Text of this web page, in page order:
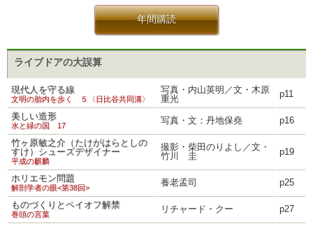
年間購読
ライブドアの大誤算
現代人を守る線
文明の胎内を歩く ５〈日比谷共同溝〉
写真・内山英明／文・木原
重光
p11
美しい造形
水と緑の国 17 写真・文：丹地保堯 p16
竹ヶ原敏之介（たけがはらとしの
すけ）シューズデザイナー
平成の麒麟
撮影・柴田のりよし／文・
竹川 圭
p19
ホリエモン問題
解剖学者の眼<第38回> 養老孟司 p25
ものづくりとペイオフ解禁
巻頭の言葉 リチャード・クー p27